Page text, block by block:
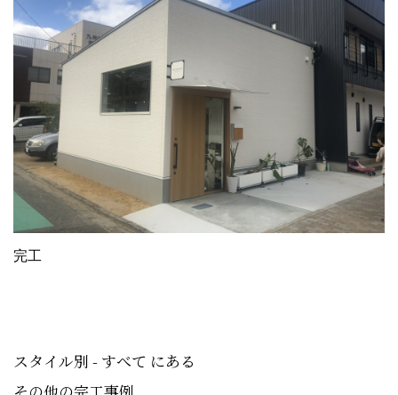
完工
スタイル別 - すべて にある